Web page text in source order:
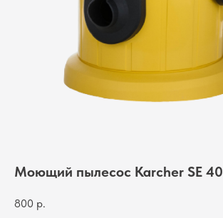
Моющий пылесос Karcher SE
800 р.